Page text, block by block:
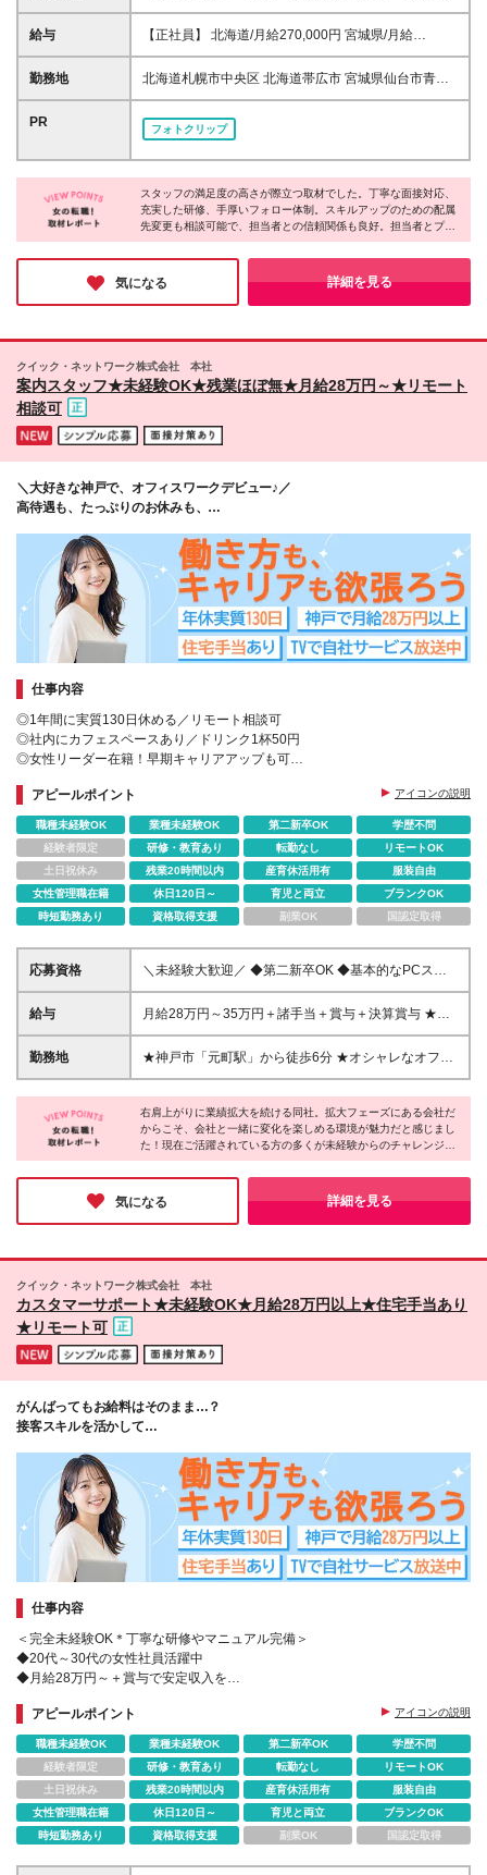
的なPCスキル(Word・Excel等)をお持ちの方！ ＜他
にも下記の経験を活かせます＞ ・電子カルテやレセ
医療予約システムなどの使用経験 ・医療事務や受付
など医療機関での経験、他 【こんな方は歓迎】 〇医
に興味がある方 〇人の役に立つ仕事がしたい方 〇し
ランスを大切にしたい方 〇チームワークを大切にで
きる方 〇人間関係がいい職場で働きたい方 〇安定企
業で腰を据えて働きたい方 ◆業種未経験歓迎/職種未
経験歓迎 ◆学歴不問/第二新卒歓迎 ◆正社員経験不問/
フリーター歓迎 ◆資格不問/無資格OK ◆経験者歓迎/
ブランクOK ◆20代活躍中/30代活躍中/女性活躍中 ◆
ハローワークでお探しの方も歓迎 【下記業務の経験
析、IT事務、社内SE、ゲーム業界など
給与
【正社員】 北海道/月給270,000円 宮城県/月給
270,000円 茨城県/月給270,000円 埼玉県/月給
280,000円 千葉県/月給280,000円 東京都/月給
270,000円 愛知県/月給270,000円 三重県/月給
270,000円 奈良県/月給270,000円 岡山県/月給
270,000円 広島県/月給270,000円 香川県/月給
270,000円 福岡県/月給270,000円 佐賀県/月給
280,000円(基本給234,000円、固定残業代46,000円/
月25ｈ含む) 月給270,000円(基本給225,500円、固定
給229,000円、固定残業代27,000円/月15ｈ含む) ※超
過分別途支給 ※雇用形態・待遇・福利厚生については
勤務地
北海道札幌市中央区 北海道帯広市 宮城県仙台市青葉
区 茨城県水戸市 埼玉県さいたま市大宮区 埼玉県川口
市 千葉県千葉市中央区 東京都葛飾区 東京都江戸川区
東京都港区 東京都荒川区 東京都渋谷区 東京都新宿区
東京都杉並区 東京都世田谷区 東京都千代田区 東京都
足立区 東京都台東区 東京都大田区 東京都中央区 東京
都中野区 東京都板橋区 東京都品川区 東京都文京区 東
京都北区 神奈川県横浜市港北区 新潟県新潟市中央区
岐阜県大垣市 静岡県静岡市葵区 愛知県刈谷市 愛知県
南区 大阪府高槻市 大阪府吹田市 大阪府大阪市中央区
兵庫県神戸市中央区 奈良県橿原市 奈良県奈良市 岡山
PR
フォトクリップ
スタッフの満足度の高さが際立つ取材でした。丁寧な面接対応、
充実した研修、手厚いフォロー体制。スキルアップのための配属
先変更も相談可能で、担当者との信頼関係も良好。担当者とプラ
イベートで交流する人もいるそうです。あなたの挑戦を温かく見
守り、成功を全力で応援してくれる。そんな会社で、新しいスタ
ートを切りませんか？
気になる 詳細を見る
クイック・ネットワーク株式会社 本社
案内スタッフ★未経験OK★残業ほぼ無★月給28万円～★リモート
相談可
＼大好きな神戸で、オフィスワークデビュー♪／
高待遇も、たっぷりのお休みも、
仕事内容
◎1年間に実質130日休める／リモート相談可
◎社内にカフェスペースあり／ドリンク1杯50円
◎女性リーダー在籍！早期キャリアアップも可
◎ネイル・ピアス・服装・髪色自由
アピールポイント アイコンの説明
職種未経験OK 業種未経験OK 第二新卒OK
学歴不問
経験者限定
研修・教育あり 転勤なし
リモートOK
土日祝休み
残業20時間以内 産育休活用有
服装自由
女性管理職在籍
休日120日～ 育児と両立
ブランクOK
時短勤務あり
資格取得支援 副業OK 国認定取得
応募資格
＼未経験大歓迎／ ◆第二新卒OK ◆基本的なPCスキ
ルをお持ちの方 ◆学歴不問 ◆20代～30代活躍中！ ☆
人柄重視の採用になります！ 「経験はないけどオフ
応募ください♪ ＊＊こんな方にピッタリです＊＊ □オ
シャレも楽しみながらオフィスワークをしたい方 □コ
やすさも大切にしたい方
給与
月給28万円～35万円＋諸手当＋賞与＋決算賞与 ★月
平均2万～4万のインセンティブ獲得も可能！ ★昇給
ではあなたの頑張りをしっかり評価。 一度の昇給で
考慮の上、優遇いたします ※上記月給には固定残業代
（20時間分／37,900円～）を含み、超過分は別途支
給いたします ※上記月給には一律手当を含みます ※試
勤務地
★神戸市「元町駅」から徒歩6分 ★オシャレなオフィ
スで働ける♪ ＜本社＞ 兵庫県神戸市中央区明石町44神
戸御幸ビル4階 ※転勤はありません ※変更の範囲：会
社の定める事業所
右肩上がりに業績拡大を続ける同社。拡大フェーズにある会社だ
からこそ、会社と一緒に変化を楽しめる環境が魅力だと感じまし
た！現在ご活躍されている方の多くが未経験からのチャレンジだ
そう。教育実績が豊富にある同社だからこそ、未経験の方が不安
に感じるポイントを踏まえた上で研修を行っているのも、安心で
きるポイントだと感じました♪オフィスワークのお仕事で一歩踏
み出したい方にぜひご応募いただきたいです◎
気になる 詳細を見る
クイック・ネットワーク株式会社 本社
カスタマーサポート★未経験OK★月給28万円以上★住宅手当あり
★リモート可
がんばってもお給料はそのまま…？
接客スキルを活かして
仕事内容
＜完全未経験OK＊丁寧な研修やマニュアル完備＞
◆20代～30代の女性社員活躍中
◆月給28万円～＋賞与で安定収入を
◆1杯50円のドリンクやオフィスグリコあり
アピールポイント アイコンの説明
職種未経験OK 業種未経験OK 第二新卒OK
学歴不問
経験者限定
研修・教育あり 転勤なし
リモートOK
土日祝休み
残業20時間以内 産育休活用有
服装自由
女性管理職在籍
休日120日～ 育児と両立
ブランクOK
時短勤務あり
資格取得支援 副業OK 国認定取得